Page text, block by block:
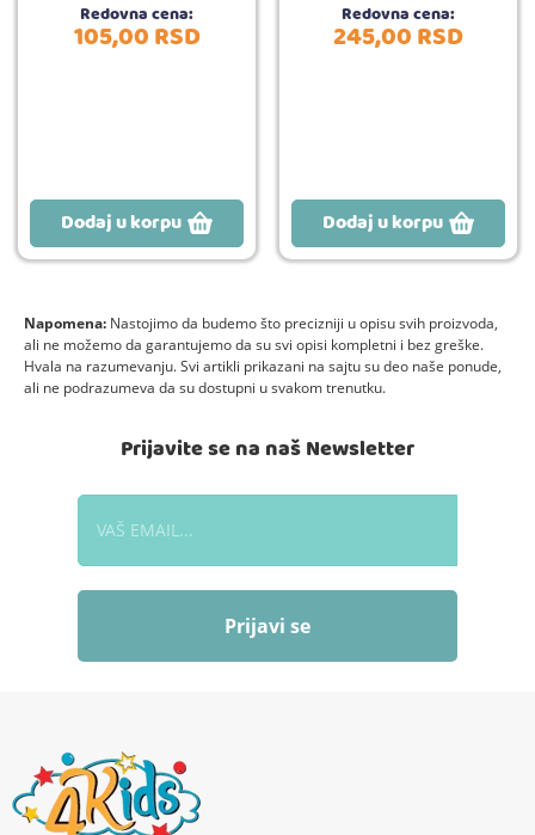
Redovna cena:
105,00RSD
Dodaj u korpu
Redovna cena:
245,00RSD
Dodaj u korpu
Napomena: Nastojimo da budemo što precizniji u opisu svih proizvoda,
ali ne možemo da garantujemo da su svi opisi kompletni i bez greške.
Hvala na razumevanju. Svi artikli prikazani na sajtu su deo naše ponude,
ali ne podrazumeva da su dostupni u svakom trenutku.
Prijavite se na naš Newsletter
Prijavi se